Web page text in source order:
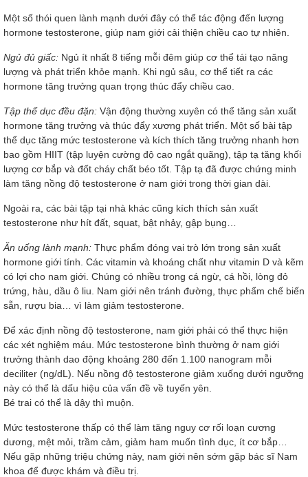
Một số thói quen lành mạnh dưới đây có thể tác động đến lượng
hormone testosterone, giúp nam giới cải thiện chiều cao tự nhiên.
Ngủ đủ giấc: Ngủ ít nhất 8 tiếng mỗi đêm giúp cơ thể tái tạo năng
lượng và phát triển khỏe mạnh. Khi ngủ sâu, cơ thể tiết ra các
hormone tăng trưởng quan trọng thúc đẩy chiều cao.
Tập thể dục đều đặn: Vận động thường xuyên có thể tăng sản xuất
hormone tăng trưởng và thúc đẩy xương phát triển. Một số bài tập
thể dục tăng mức testosterone và kích thích tăng trưởng nhanh hơn
bao gồm HIIT (tập luyện cường độ cao ngắt quãng), tập tạ tăng khối
lượng cơ bắp và đốt cháy chất béo tốt. Tập tạ đã được chứng minh
làm tăng nồng độ testosterone ở nam giới trong thời gian dài.
Ngoài ra, các bài tập tại nhà khác cũng kích thích sản xuất
testosterone như hít đất, squat, bật nhảy, gập bụng…
Ăn uống lành mạnh: Thực phẩm đóng vai trò lớn trong sản xuất
hormone giới tính. Các vitamin và khoáng chất như vitamin D và kẽm
có lợi cho nam giới. Chúng có nhiều trong cá ngừ, cá hồi, lòng đỏ
trứng, hàu, dầu ô liu. Nam giới nên tránh đường, thực phẩm chế biến
sẵn, rượu bia… vì làm giảm testosterone.
Để xác định nồng độ testosterone, nam giới phải có thể thực hiện
các xét nghiệm máu. Mức testosterone bình thường ở nam giới
trưởng thành dao động khoảng 280 đến 1.100 nanogram mỗi
deciliter (ng/dL). Nếu nồng độ testosterone giảm xuống dưới ngưỡng
này có thể là dấu hiệu của vấn đề về tuyến yên.
Bé trai có thể là dậy thì muộn.
Mức testosterone thấp có thể làm tăng nguy cơ rối loạn cương
dương, mệt mỏi, trầm cảm, giảm ham muốn tình dục, ít cơ bắp…
Nếu gặp những triệu chứng này, nam giới nên sớm gặp bác sĩ Nam
khoa để được khám và điều trị.